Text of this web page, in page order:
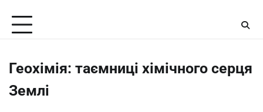
content
Геохімія: таємниці хімічного серця
Землі